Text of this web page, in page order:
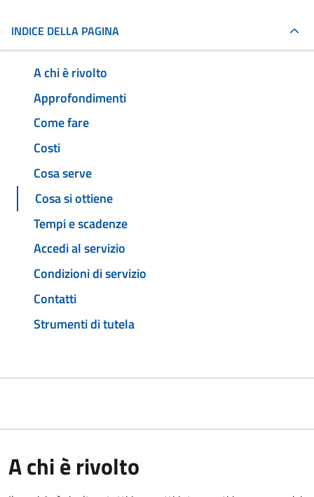
INDICE DELLA PAGINA
A chi è rivolto
Approfondimenti
Come fare
Costi
Cosa serve
Cosa si ottiene
Tempi e scadenze
Accedi al servizio
Condizioni di servizio
Contatti
Strumenti di tutela
A chi è rivolto